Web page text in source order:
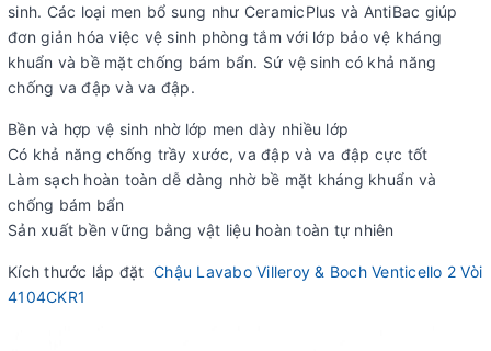
sinh. Các loại men bổ sung như CeramicPlus và AntiBac giúp
đơn giản hóa việc vệ sinh phòng tắm với lớp bảo vệ kháng
khuẩn và bề mặt chống bám bẩn. Sứ vệ sinh có khả năng
chống va đập và va đập.
Bền và hợp vệ sinh nhờ lớp men dày nhiều lớp
Có khả năng chống trầy xước, va đập và va đập cực tốt
Làm sạch hoàn toàn dễ dàng nhờ bề mặt kháng khuẩn và
chống bám bẩn
Sản xuất bền vững bằng vật liệu hoàn toàn tự nhiên
Kích thước lắp đặt Chậu Lavabo Villeroy & Boch Venticello 2 Vòi
4104CKR1